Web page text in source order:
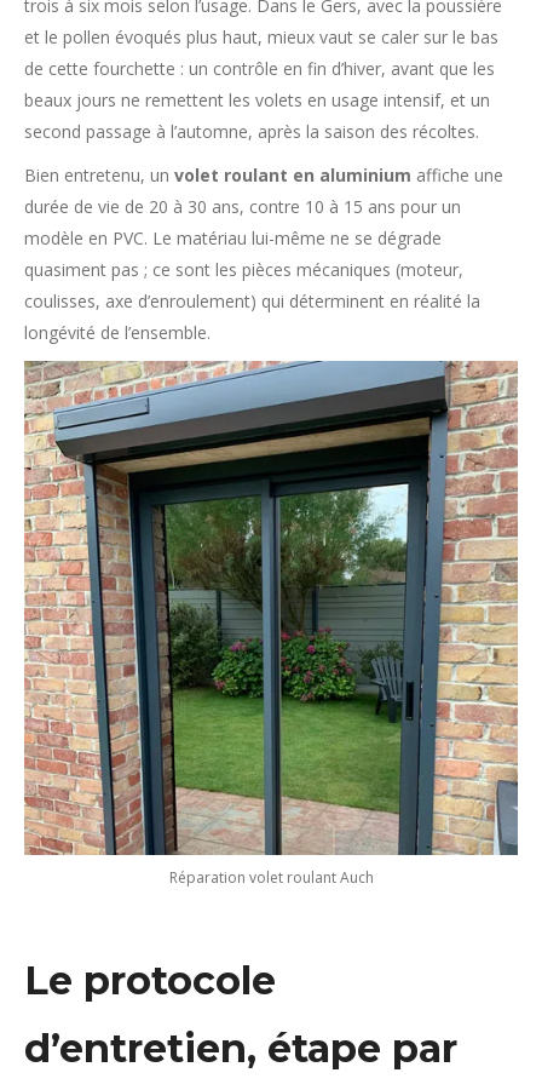
trois à six mois selon l’usage. Dans le Gers, avec la poussière
et le pollen évoqués plus haut, mieux vaut se caler sur le bas
de cette fourchette : un contrôle en fin d’hiver, avant que les
beaux jours ne remettent les volets en usage intensif, et un
second passage à l’automne, après la saison des récoltes.
Bien entretenu, un volet roulant en aluminium affiche une
durée de vie de 20 à 30 ans, contre 10 à 15 ans pour un
modèle en PVC. Le matériau lui-même ne se dégrade
quasiment pas ; ce sont les pièces mécaniques (moteur,
coulisses, axe d’enroulement) qui déterminent en réalité la
longévité de l’ensemble.
Réparation volet roulant Auch
Le protocole
d’entretien, étape par